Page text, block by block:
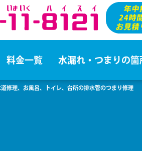
料金一覧 水漏れ・つまりの箇
修理、お風呂、トイレ、台所の排水管のつまり修理